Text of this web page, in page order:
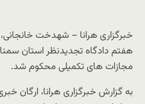
خبرگزاری هرانا – شهدخت
هفتم دادگاه تجدیدنظر استان
مجازات های تکمیلی محکوم شد.
به گزارش خبرگزاری هرانا، ارگان